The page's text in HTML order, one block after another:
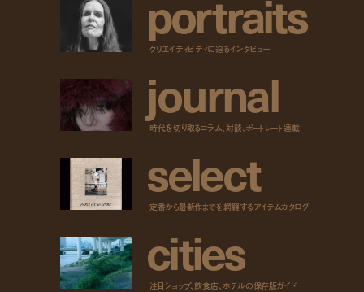
portraits
クリエイティビティに迫るインタビュー
journal
時代を切り取るコラム、対談、ポートレート連載
select
定番から最新作までを網羅するアイテムカタログ
cities
注目ショップ、飲食店、ホテルの保存版ガイド